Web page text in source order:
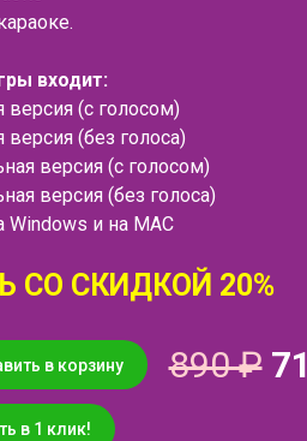
входит:
версия (с голосом)
версия (без голоса)
версия (с голосом)
версия (без голоса)
Windows и на MAC
СО СКИДКОЙ 20%
в корзину 890 ₽71
в 1 клик!